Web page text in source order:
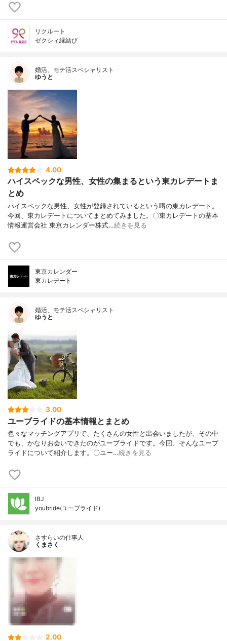
リクルート
ゼクシィ縁結び
婚活、モテ活スペシャリスト
ゆうと
4.00
ハイスペックな男性、女性の集まるという東カレデートま
とめ
ハイスペックな男性、女性が登録されているという噂の東カレデート。
今回、東カレデートについてまとめてみました。〇東カレデートの基本
情報運営会社 東京カレンダー株式…続きを見る
東京カレンダー
東カレデート
婚活、モテ活スペシャリスト
ゆうと
3.00
ユーブライドの基本情報とまとめ
色々なマッチングアプリで、たくさんの女性と出会いましたが、その中
でも、かなりお会いできたのがユーブライドです。今回、そんなユーブ
ライドについて紹介します。〇ユー…続きを見る
IBJ
youbride(ユーブライド)
さすらいの仕事人
くまさく
2.00